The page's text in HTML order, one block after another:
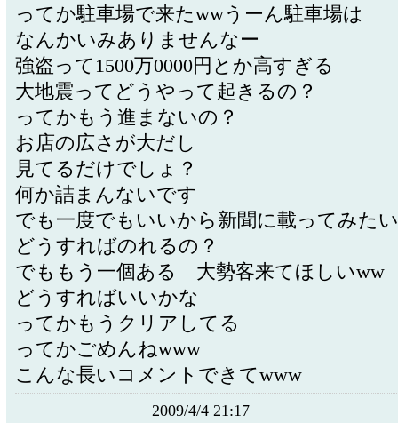
ってか駐車場で来たwwうーん駐車場は
なんかいみありませんなー
強盗って1500万0000円とか高すぎる
大地震ってどうやって起きるの？
ってかもう進まないの？
お店の広さが大だし
見てるだけでしょ？
何か詰まんないです
でも一度でもいいから新聞に載ってみたい
どうすればのれるの？
でももう一個ある 大勢客来てほしいww
どうすればいいかな
ってかもうクリアしてる
ってかごめんねwww
こんな長いコメントできてwww
2009/4/4 21:17